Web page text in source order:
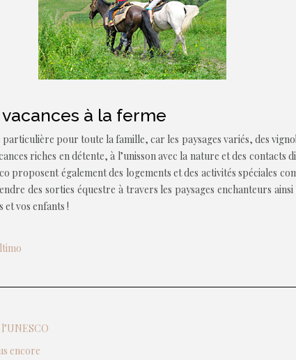
à la ferme
pour toute la famille, car les paysages variés, des
riches en détente, à l’unisson avec la nature et des contacts
proposent également des logements et des activités spéciales
des sorties équestre à travers les paysages enchanteurs
et vos enfants !
encore